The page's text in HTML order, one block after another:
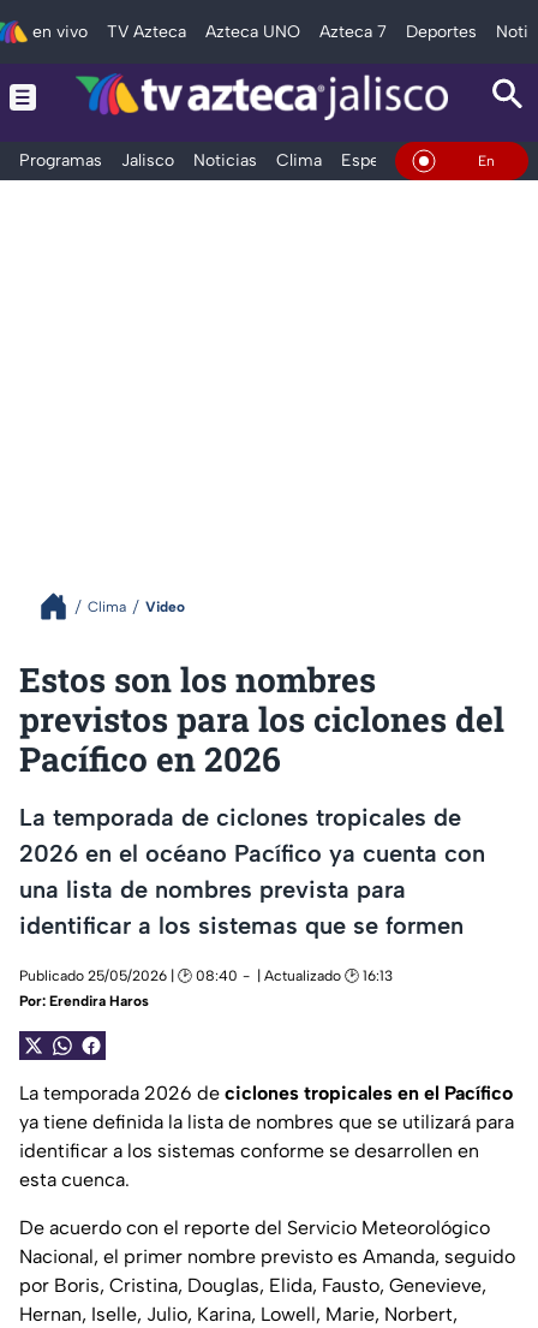
en vivo TV Azteca Azteca UNO Azteca 7 Deportes
Programas Jalisco Noticias Clima Espectáculos Deportes
En Vivo
Clima Video
Estos son los nombres
previstos para los ciclones del
Pacífico en 2026
La temporada de ciclones tropicales de
2026 en el océano Pacífico ya cuenta con
una lista de nombres prevista para
identificar a los sistemas que se formen
Publicado 25/05/2026 | 🕑 08:40
| Actualizado 🕑 16:13
Por: Erendira Haros
La temporada 2026 de ciclones tropicales en el Pacífico
ya tiene definida la lista de nombres que se utilizará para
identificar a los sistemas conforme se desarrollen en
esta cuenca.
De acuerdo con el reporte del Servicio Meteorológico
Nacional, el primer nombre previsto es Amanda, seguido
por Boris, Cristina, Douglas, Elida, Fausto, Genevieve,
Hernan, Iselle, Julio, Karina, Lowell, Marie, Norbert,